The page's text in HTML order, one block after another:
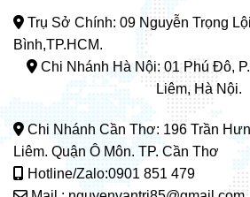
Trụ Sở Chính: 09 Nguyễn Trọng
Bình,TP.HCM.
Chi Nhánh Hà Nội: 01 Phú Đô,
Liêm, Hà Nội.
Chi Nhánh Cần Thơ: 196 Trần
Liêm. Quận Ô Môn. TP. Cần Thơ
Hotline/Zalo:0901 851 479